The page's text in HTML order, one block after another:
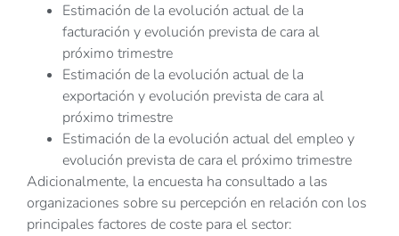
Estimación de la evolución actual de la
facturación y evolución prevista de cara al
próximo trimestre
Estimación de la evolución actual de la
exportación y evolución prevista de cara al
próximo trimestre
Estimación de la evolución actual del empleo y
evolución prevista de cara el próximo trimestre
Adicionalmente, la encuesta ha consultado a las
organizaciones sobre su percepción en relación con los
principales factores de coste para el sector: